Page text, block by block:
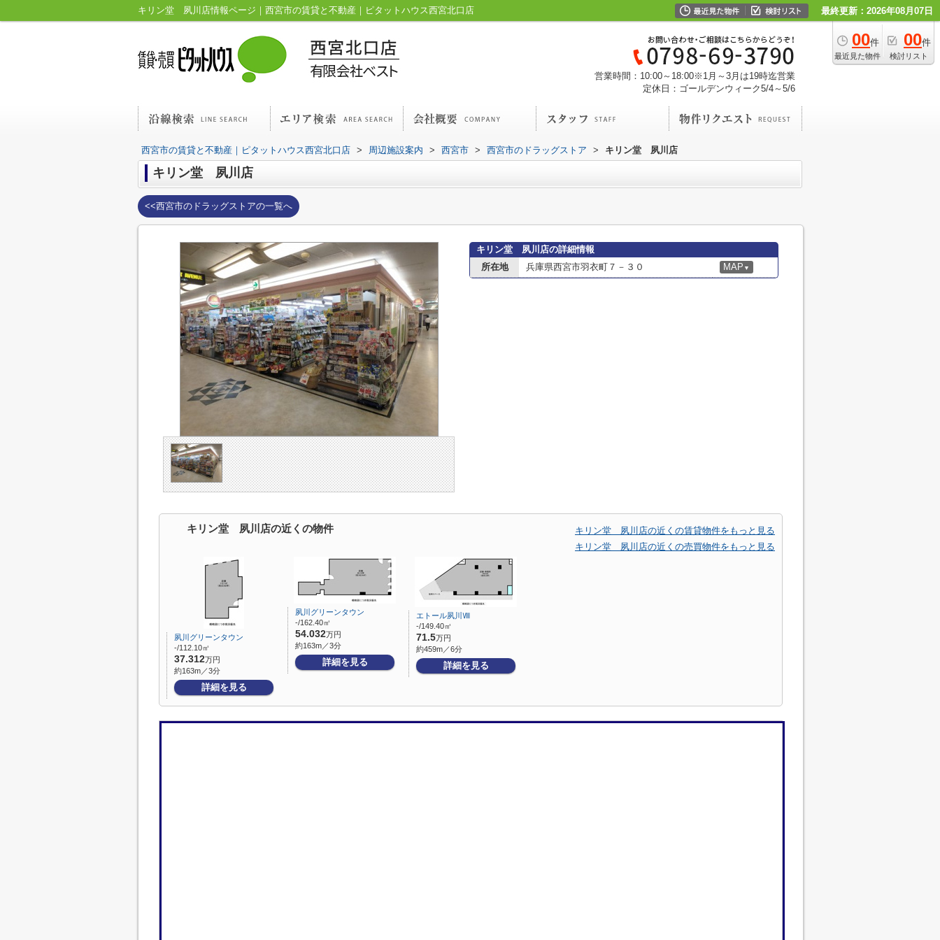
キリン堂 夙川店情報ページ｜西宮市の賃貸と不動産｜ピタットハウス西宮北口店 最終更新：2026年08月07日
00件
最近見た物件
00件
検討リスト
営業時間：10:00～18:00※1月～3月は19時迄営業
定休日：ゴールデンウィーク5/4～5/6
西宮市の賃貸と不動産｜ピタットハウス西宮北口店 > 周辺施設案内 > 西宮市 > 西宮市のドラッグストア > キリン堂 夙川店
キリン堂 夙川店
<<西宮市のドラッグストアの一覧へ
キリン堂 夙川店の詳細情報
所在地
兵庫県西宮市羽衣町７－３０ MAP ▼
キリン堂 夙川店の近くの物件
キリン堂 夙川店の近くの賃貸物件をもっと見る
キリン堂 夙川店の近くの売買物件をもっと見る
夙川グリーンタウン
-/112.10㎡
37.312万円
約163m／3分
詳細を見る
夙川グリーンタウン
-/162.40㎡
54.032万円
約163m／3分
詳細を見る
エトール夙川Ⅷ
-/149.40㎡
71.5万円
約459m／6分
詳細を見る